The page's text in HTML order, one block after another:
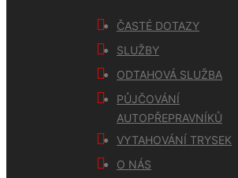
ČASTÉ DOTAZY
SLUŽBY
ODTAHOVÁ SLUŽBA
PŮJČOVÁNÍ
AUTOPŘEPRAVNÍKŮ
VYTAHOVÁNÍ TRYSEK
O NÁS